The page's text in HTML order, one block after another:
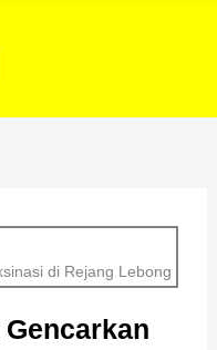
di Rejang Lebong